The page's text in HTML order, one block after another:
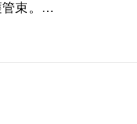
束。
想層次問題，故認